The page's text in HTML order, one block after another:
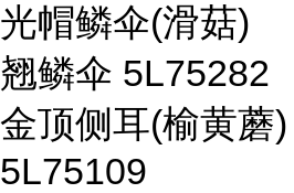
光帽鳞伞(滑菇)
翘鳞伞 5L75282
金顶侧耳(榆黄蘑)
5L75109